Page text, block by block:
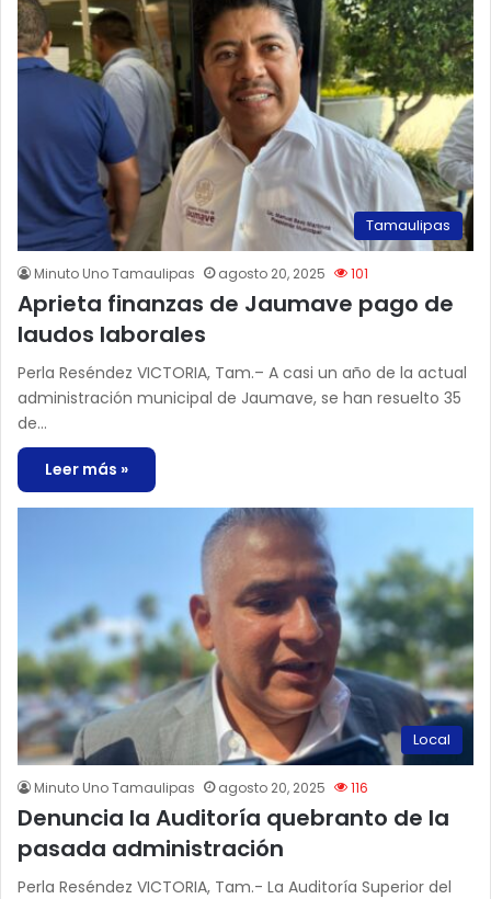
Tamaulipas
Minuto Uno Tamaulipas agosto 20, 2025 101
Aprieta finanzas de Jaumave pago de
laudos laborales
Perla Reséndez VICTORIA, Tam.– A casi un año de la actual
administración municipal de Jaumave, se han resuelto 35
de…
Leer más »
Local
Minuto Uno Tamaulipas agosto 20, 2025 116
Denuncia la Auditoría quebranto de la
pasada administración
Perla Reséndez VICTORIA, Tam.- La Auditoría Superior del